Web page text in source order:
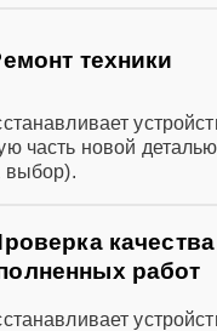
техники
часть новой
выбор).
качества
работ